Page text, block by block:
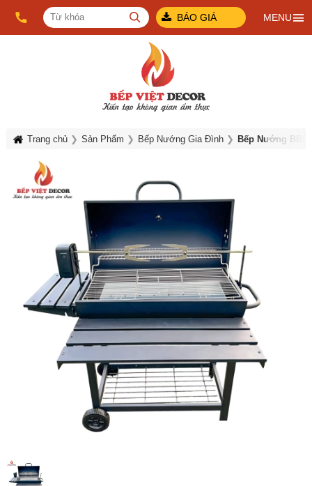
BÁO GIÁ MENU
Trang chủ Sản Phẩm Bếp Nướng Gia Đình Bếp Nướng